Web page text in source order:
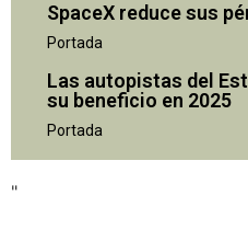
SpaceX reduce sus
Portada
Las autopistas del
su beneficio en 2025
Portada
"